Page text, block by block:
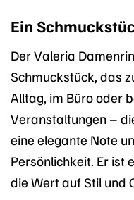
Ein
Der Valeria
Schmuckstück, das
Alltag, im Büro oder
Veranstaltungen –
eine elegante Note
Persönlichkeit. Er ist
die Wert auf Stil und